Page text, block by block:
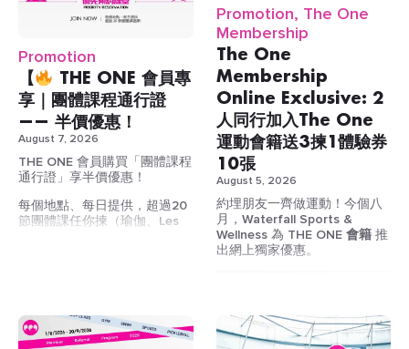
Promotion
【
THE ONE 會員專
享｜團體課程通行證
—— 半價優惠！
August 7, 2026
THE ONE 會員購買「團體課程
通行證」享半價優惠！
每個地點、每日提供，超過20
節團體課任你揀（瑜伽、Les
小組班收費（非會員 vs THE
ONE 會員）
Promotion, The One
Membership
The One
Membership
Online Exclusive: 2
人同行加入The One
運動會籍送3揀1體驗券
10張
August 5, 2026
約埋朋友一齊做運動！今個八
月，Waterfall Sports &
Wellness 為 THE ONE 會籍推
出網上獨家優惠。